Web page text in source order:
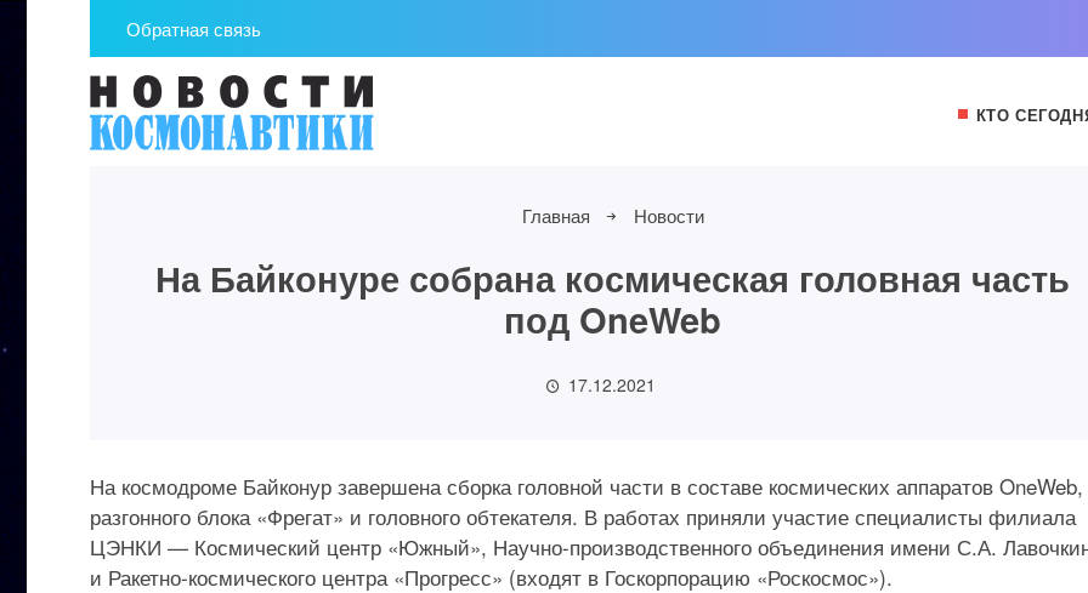
Обратная связь
КТО
Главная Новости
На Байконуре собрана космическая головная часть
под OneWeb
17.12.2021
На космодроме Байконур завершена сборка головной части в составе космических аппаратов OneWeb,
разгонного блока «Фрегат» и головного обтекателя. В работах приняли участие специалисты филиала
ЦЭНКИ — Космический центр «Южный», Научно-производственного объединения имени С.А.
и Ракетно-космического центра «Прогресс» (входят в Госкорпорацию «Роскосмос»).